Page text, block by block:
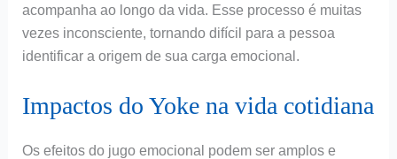
acompanha ao longo da vida. Esse processo é muitas
vezes inconsciente, tornando difícil para a pessoa
identificar a origem de sua carga emocional.
Impactos do Yoke na vida cotidiana
Os efeitos do jugo emocional podem ser amplos e